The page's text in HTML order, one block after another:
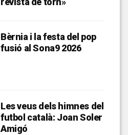
Bèrnia i la festa del pop
fusió al Sona9 2026
Les veus dels himnes del
futbol català: Joan Soler
Amigó